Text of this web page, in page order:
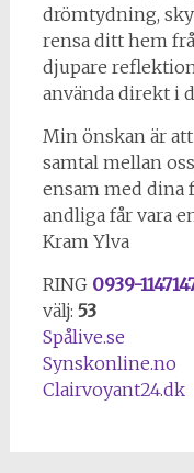
drömtydning,
rensa ditt hem
djupare
använda direkt i
Min önskan är
samtal mellan
ensam med dina
andliga får vara
Kram Ylva
RING 0939-
välj: 53
Spålive.se
Synskonline.no
Clairvoyant24.dk